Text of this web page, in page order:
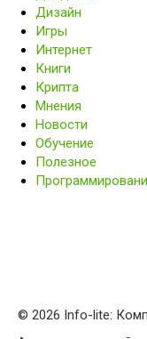
Дизайн
Игры
Интернет
Книги
Крипта
Мнения
Новости
Обучение
Полезное
© 2026 Info-lite: